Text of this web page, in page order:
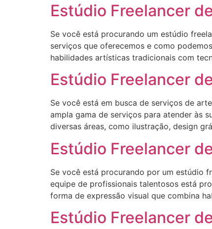
Estúdio Freelancer
Se você está procurando um estúdio
serviços que oferecemos e como
habilidades artísticas tradicionais com
Estúdio Freelancer
Se você está em busca de serviços de
ampla gama de serviços para atender às
diversas áreas, como ilustração, design
Estúdio Freelancer
Se você está procurando por um estúdio
equipe de profissionais talentosos está
forma de expressão visual que combina
Estúdio Freelancer